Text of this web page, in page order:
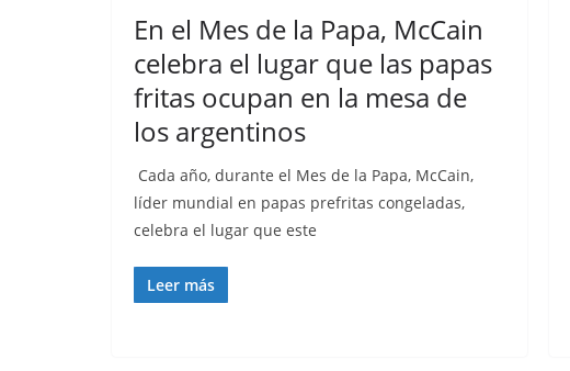
En el Mes de la Papa, McCain
celebra el lugar que las papas
fritas ocupan en la mesa de
los argentinos
Cada año, durante el Mes de la Papa, McCain,
líder mundial en papas prefritas congeladas,
celebra el lugar que este
Leer más